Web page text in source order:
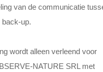
van de communicatie
up.
wordt alleen verleend voor
NATURE SRL met